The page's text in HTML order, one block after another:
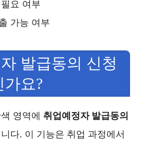
요 여부
가능 여부
발급동의 신청
가요?
영역에 취업예정자 발급동의
다. 이 기능은 취업 과정에서